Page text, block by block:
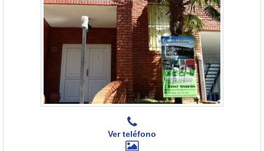
Ver teléfono